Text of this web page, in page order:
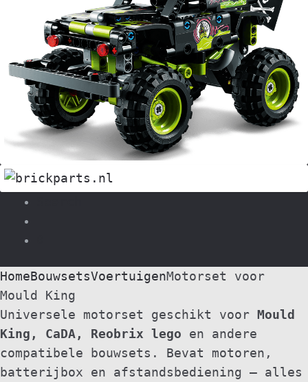
HomeBouwsetsVoertuigenMotorset voor
Mould King
Universele motorset geschikt voor Mould
King, CaDA, Reobrix lego en andere
compatibele bouwsets. Bevat motoren,
batterijbox en afstandsbediening – alles